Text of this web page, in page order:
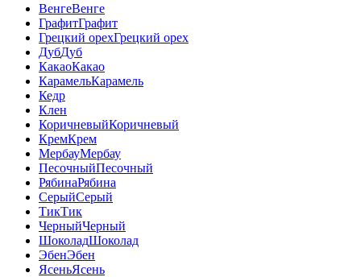
ВенгеВенге
ГрафитГрафит
Грецкий орехГрецкий орех
ДубДуб
КакаоКакао
КарамельКарамель
Кедр
Клен
КоричневыйКоричневый
КремКрем
МербауМербау
ПесочныйПесочный
РябинаРябина
СерыйСерый
ТикТик
ЧерныйЧерный
ШоколадШоколад
ЭбенЭбен
ЯсеньЯсень